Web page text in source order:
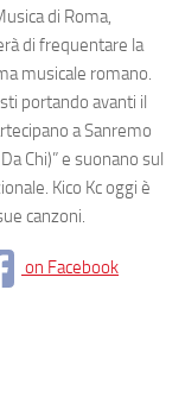
di Roma,
di frequentare la
musicale romano.
portando avanti il
a Sanremo
Chi)” e suonano sul
Kico Kc oggi è
canzoni.
on Facebook